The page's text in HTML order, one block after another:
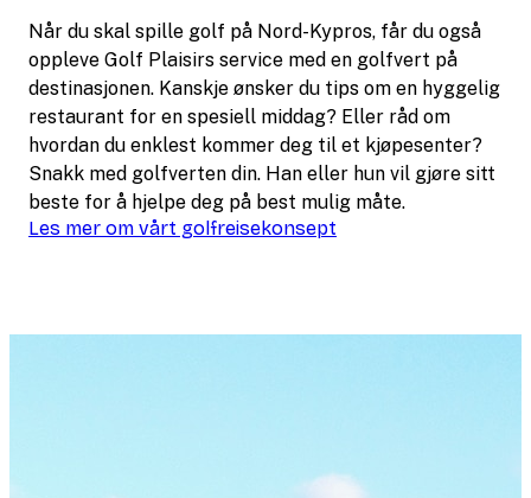
Når du skal spille golf på Nord-Kypros, får du også
oppleve Golf Plaisirs service med en golfvert på
destinasjonen. Kanskje ønsker du tips om en hyggelig
restaurant for en spesiell middag? Eller råd om
hvordan du enklest kommer deg til et kjøpesenter?
Snakk med golfverten din. Han eller hun vil gjøre sitt
beste for å hjelpe deg på best mulig måte.
Les mer om vårt golfreisekonsept